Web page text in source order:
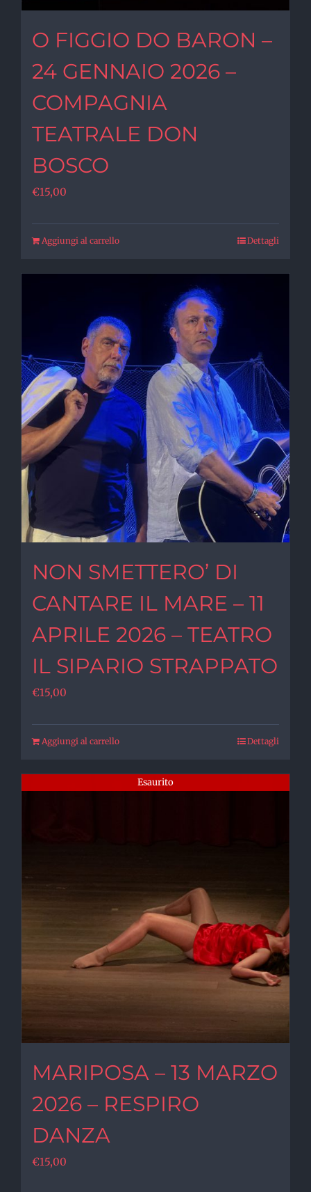
O FIGGIO DO BARON –
24 GENNAIO 2026 –
COMPAGNIA
TEATRALE DON
BOSCO
€15,00
Aggiungi al carrello Dettagli
NON SMETTERO’ DI
CANTARE IL MARE – 11
APRILE 2026 – TEATRO
IL SIPARIO STRAPPATO
€15,00
Aggiungi al carrello Dettagli
Esaurito
MARIPOSA – 13 MARZO
2026 – RESPIRO
DANZA
€15,00